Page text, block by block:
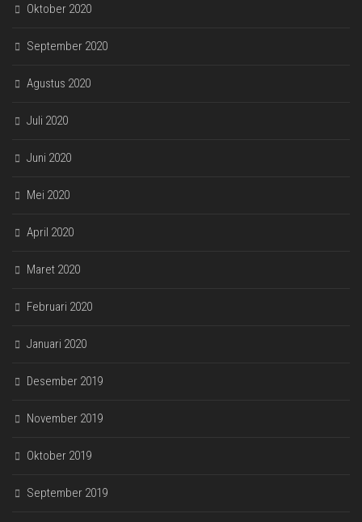
Oktober 2020
September 2020
Agustus 2020
Juli 2020
Juni 2020
Mei 2020
April 2020
Maret 2020
Februari 2020
Januari 2020
Desember 2019
November 2019
Oktober 2019
September 2019